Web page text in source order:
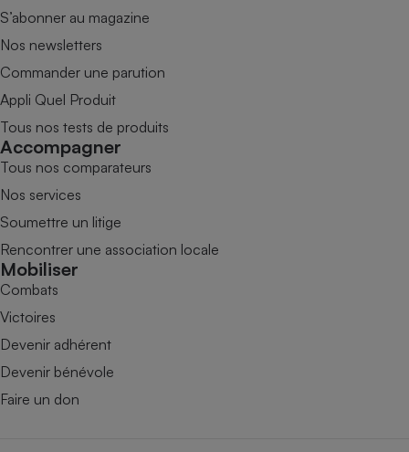
S’abonner au magazine
Nos newsletters
Commander une parution
Appli Quel Produit
Tous nos tests de produits
Accompagner
Tous nos comparateurs
Nos services
Soumettre un litige
Rencontrer une association locale
Mobiliser
Combats
Victoires
Devenir adhérent
Devenir bénévole
Faire un don